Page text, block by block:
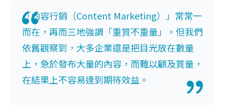
「內容行銷（Content Marketing）」常常一
而在，再而三地強調「重質不重量」。但我們
依舊觀察到，大多企業還是把目光放在數量
上，急於發布大量的內容，而難以顧及質量，
在結果上不容易達到期待效益。